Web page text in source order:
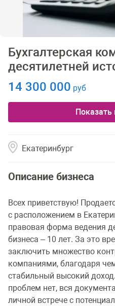
Бухгалтерская
десятилетней
14 300 000 руб
Показать
Екатеринбург
Описание бизнеса
Всех приветствую!
с расположением в
правовая форма ведения
бизнеса – 10 лет. За это
заключить множество
компаниями, благодаря
стабильный высокий
проблем нет, вся
личной встрече с